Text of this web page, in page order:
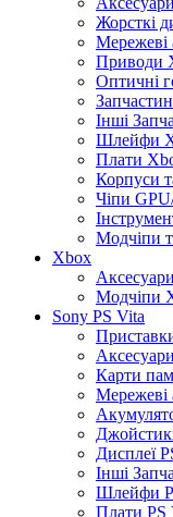
Жорсткі
Мережеві
Приводи
Оптичні
Інші
Шлейфи
Плати
Корпуси
Чіпи
Модчіпи
Xbox
Модчіпи
Sony PS Vita
Карти
Мережеві
Дисплеї
Інші
Шлейфи
Плати PS